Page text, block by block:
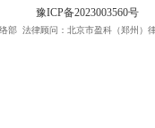
豫ICP备2023003560号
部 法律顾问：北京市盈科（郑州